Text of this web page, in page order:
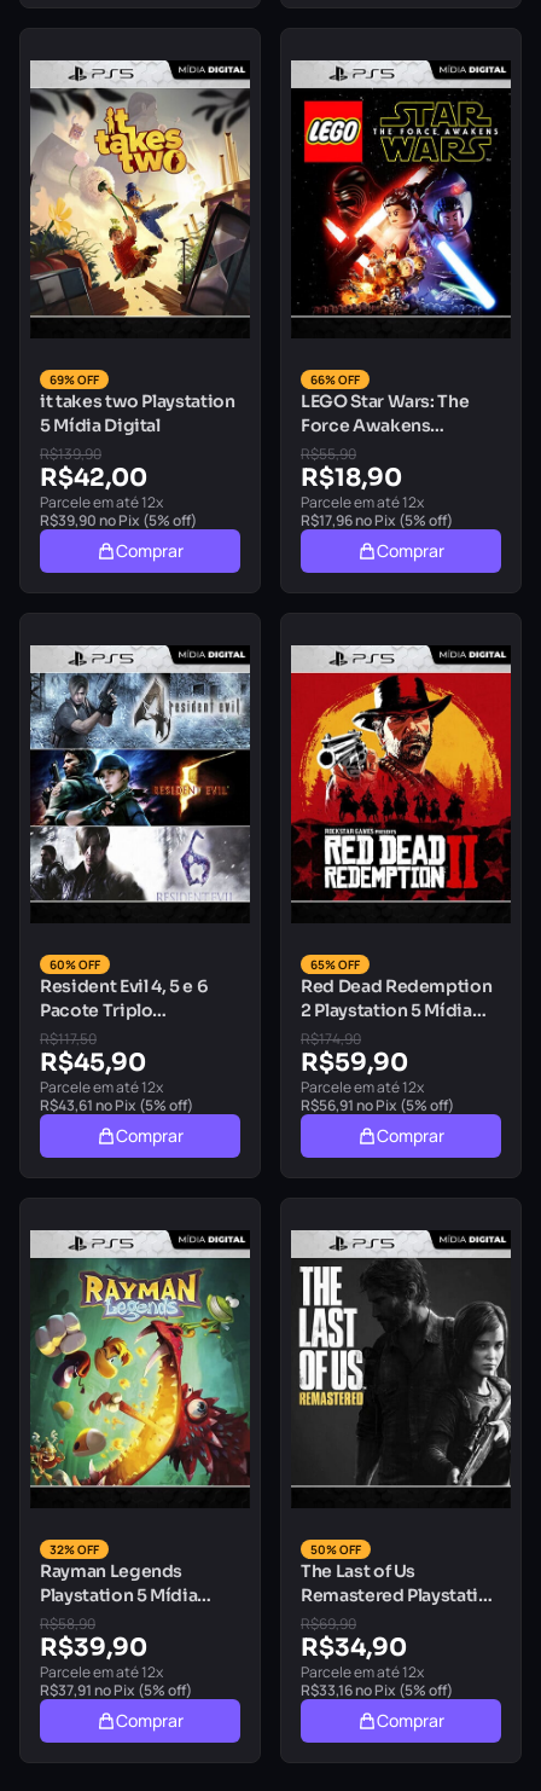
69% OFF
it takes two Playstation
5 Mídia Digital
R$139,90
R$42,00
Parcele em até 12x
R$39,90 no Pix (5% off)
Comprar
66% OFF
LEGO Star Wars: The
Force Awakens
Playstation 5 Mídia
Digital
R$55,90
R$18,90
Parcele em até 12x
R$17,96no Pix (5% off)
Comprar
60% OFF
Resident Evil 4, 5 e 6
Pacote Triplo
Playstation 5 Mídia
Digital
R$117,50
R$45,90
Parcele em até 12x
R$43,61 no Pix (5% off)
Comprar
65% OFF
Red Dead Redemption
2 Playstation 5 Mídia
Digital
R$174,90
R$59,90
Parcele em até 12x
R$56,91 no Pix (5% off)
Comprar
32% OFF
Rayman Legends
Playstation 5 Mídia
Digital
R$58,90
R$39,90
Parcele em até 12x
R$37,91 no Pix (5% off)
Comprar
50% OFF
The Last of Us
Remastered Playstation
5 Mídia Digital
R$69,90
R$34,90
Parcele em até 12x
R$33,16no Pix (5% off)
Comprar